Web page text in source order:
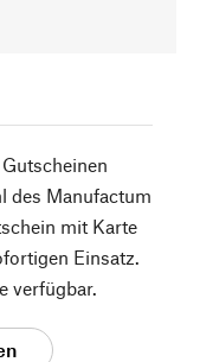
des Manufactum
mit Karte
Einsatz.
verfügbar.